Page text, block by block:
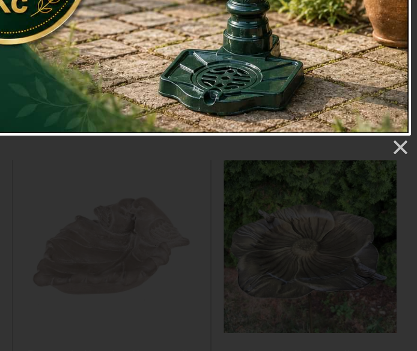
dvěma ptáčky 26 cm
Cena: 579 Kč
Skladem
Doručíme do: 7.8.
Detail
ptáky Květ se dvěma ptáčky,
krémové 26 cm
Cena: 329 Kč
Skladem
Doručíme do: 7.8.
Detail